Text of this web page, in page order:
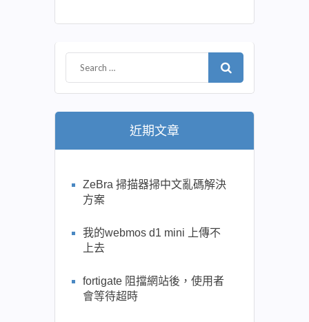
近期文章
ZeBra 掃描器掃中文亂碼解決
方案
我的webmos d1 mini 上傳不
上去
fortigate 阻擋網站後，使用者
會等待超時